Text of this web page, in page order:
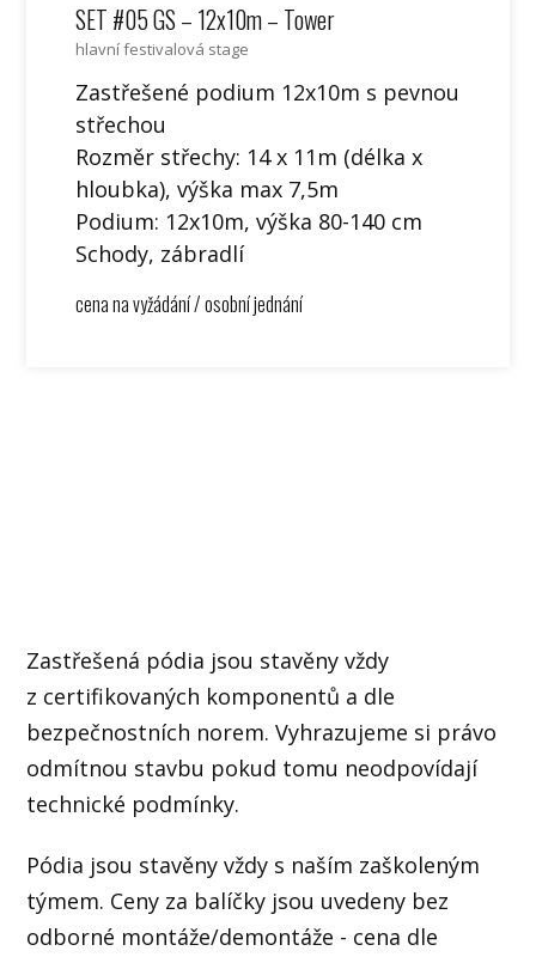
SET #05 GS – 12x10m – Tower
hlavní festivalová stage
Zastřešené podium 12x10m s pevnou
střechou
Rozměr střechy: 14 x 11m (délka x
hloubka), výška max 7,5m
Podium: 12x10m, výška 80-140 cm
Schody, zábradlí
cena na vyžádání / osobní jednání
Zastřešená pódia jsou stavěny vždy
z certifikovaných komponentů a dle
bezpečnostních norem. Vyhrazujeme si právo
odmítnou stavbu pokud tomu neodpovídají
technické podmínky.
Pódia jsou stavěny vždy s naším zaškoleným
týmem. Ceny za balíčky jsou uvedeny bez
odborné montáže/demontáže - cena dle